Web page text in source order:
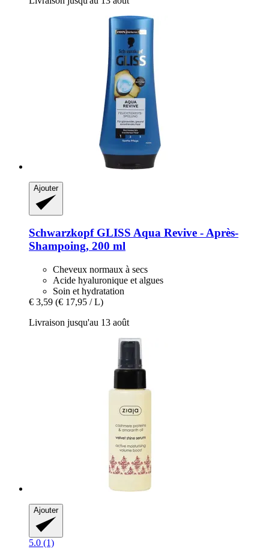
Ajouter
SchwarzkopfGLISS Aqua Revive -​ Après-​
Shampoing, 200 ml
Cheveux normaux à secs
Acide hyaluronique et algues
Soin et hydratation
€ 3,59 (€ 17,95 / L)
Livraison jusqu'au 13 août
Ajouter
5.0 (1)